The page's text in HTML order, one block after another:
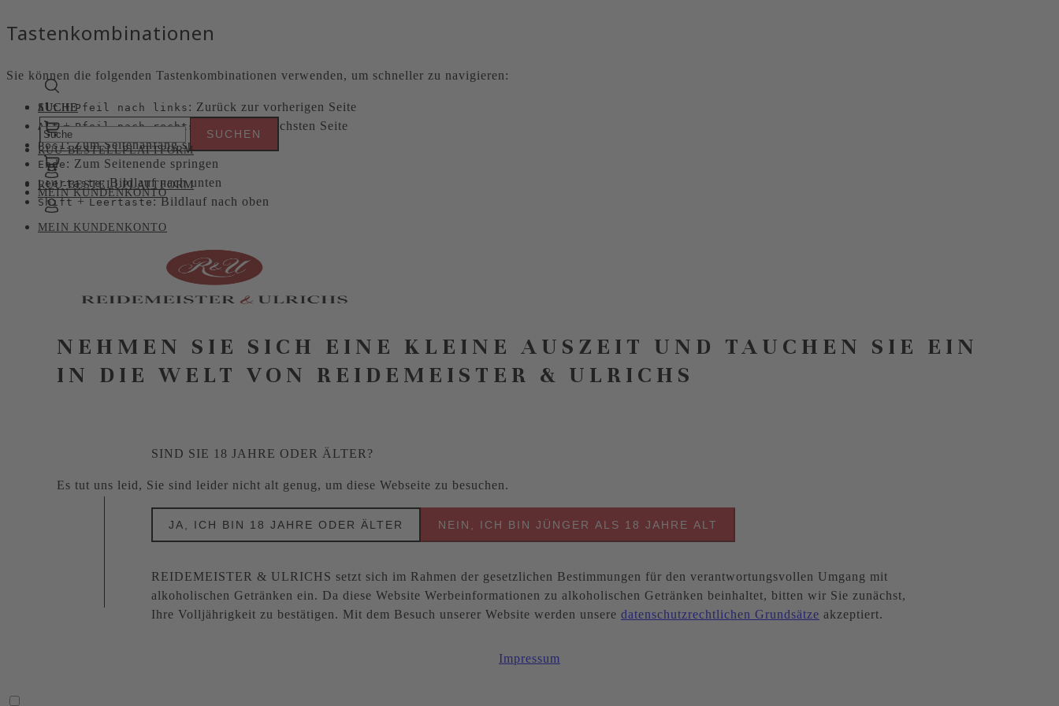
Tastenkombinationen
Sie können die folgenden Tastenkombinationen verwenden, um schneller zu navigieren:
Alt+Pfeil nach links : Zurück zur vorherigen Seite
Alt+Pfeil nach rechts : Weiter zur nächsten Seite
Pos1: Zum Seitenanfang springen
Ende : Zum Seitenende springen
Leertaste: Bildlauf nach unten
Shift+Leertaste: Bildlauf nach oben
NEHMEN SIE SICH EINE KLEINE AUSZEIT UND TAUCHEN SIE EIN
IN DIE WELT VON REIDEMEISTER & ULRICHS
SIND SIE 18 JAHRE ODER ÄLTER?
Es tut uns leid, Sie sind leider nicht alt genug, um diese Webseite zu besuchen.
JA, ICH BIN 18 JAHRE ODER ÄLTER NEIN, ICH BIN JÜNGER ALS 18 JAHRE ALT
REIDEMEISTER & ULRICHS setzt sich im Rahmen der gesetzlichen Bestimmungen für den verantwortungsvollen Umgang mit
alkoholischen Getränken ein. Da diese Website Werbeinformationen zu alkoholischen Getränken beinhaltet, bitten wir Sie zunächst,
Ihre Volljährigkeit zu bestätigen. Mit dem Besuch unserer Website werden unsere datenschutzrechtlichen Grundsätze akzeptiert.
Impressum
SUCHE
RUU-BESTELLPLATTFORM
MEIN KUNDENKONTO
SUCHE
RUU-BESTELLPLATTFORM
MEIN KUNDENKONTO